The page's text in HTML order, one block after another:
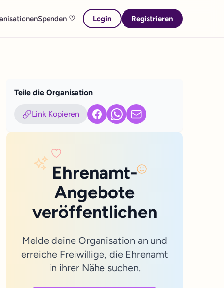
Spenden ♡ Login Registrieren
Teile die Organisation
Link Kopieren
FacebookWhatsApp
E-Mail
Ehrenamt-
Angebote
veröffentlichen
Melde deine Organisation an und
erreiche Freiwillige, die Ehrenamt
in ihrer Nähe suchen.